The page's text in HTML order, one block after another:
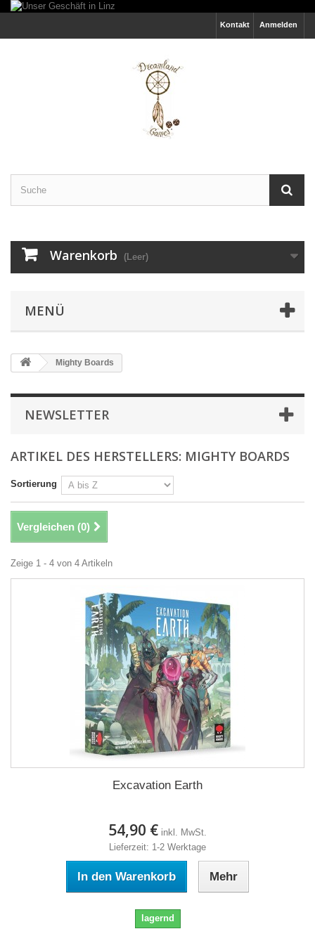
Anmelden
Kontakt
Warenkorb (Leer)
MENÜ
Mighty Boards
NEWSLETTER
ARTIKEL DES HERSTELLERS: MIGHTY BOARDS
Sortierung
Vergleichen (0)
Zeige 1 - 4 von 4 Artikeln
Excavation Earth
54,90 € inkl. MwSt.
Lieferzeit: 1-2 Werktage
In den Warenkorb Mehr
lagernd